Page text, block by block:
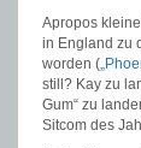
Apropos
in England zu
worden (
still? Kay zu
Gum“ zu
Sitcom des